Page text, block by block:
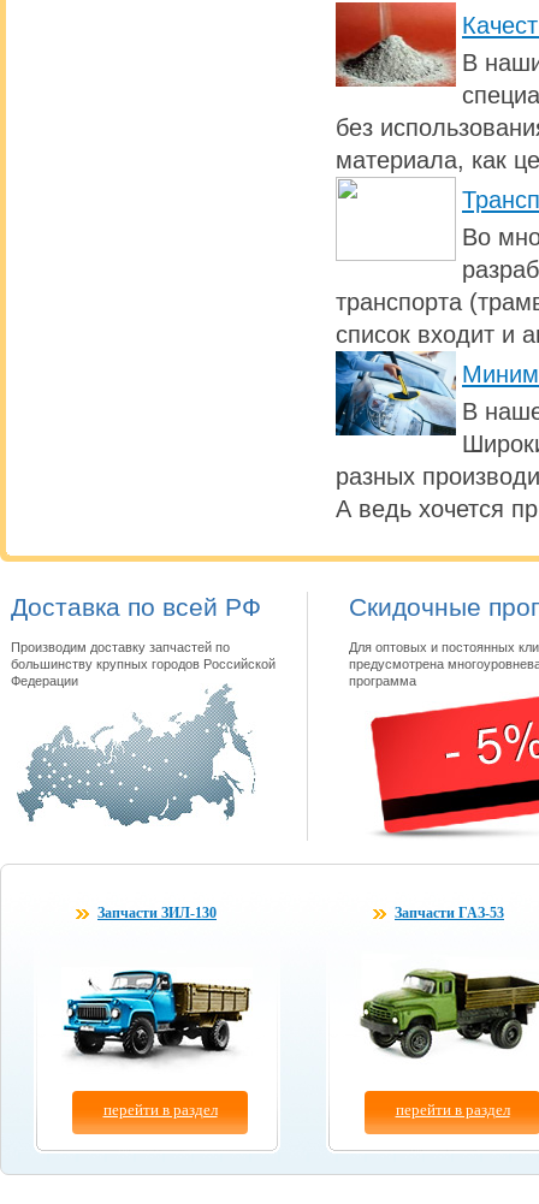
В
без
материала, как
Во
транспорта
список входит и
В
разных
А ведь хочется
Доставка по всей РФ
Производим доставку запчастей по
большинству крупных городов Российской
Федерации
Скидочные
Для оптовых и постоянных
предусмотрена
программа
Запчасти ЗИЛ-130
перейти в раздел
Запчасти ГАЗ-53
перейти в раздел